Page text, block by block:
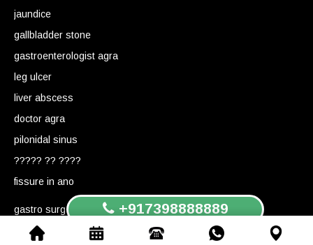
jaundice
gallbladder stone
gastroenterologist agra
leg ulcer
liver abscess
doctor agra
pilonidal sinus
????? ?? ????
fissure in ano
gastro surgeon agra
anal fissure
+917398888889